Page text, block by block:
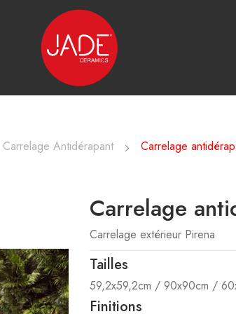
Carrelage Antidérapant Carrelage
Carrelage
Carrelage extérieur Pirena
Tailles
59,2x59,2cm / 90x90cm /
Finitions